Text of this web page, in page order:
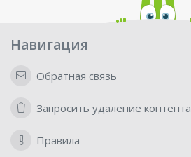
Навигация
Обратная связь
Запросить удаление контента
Правила